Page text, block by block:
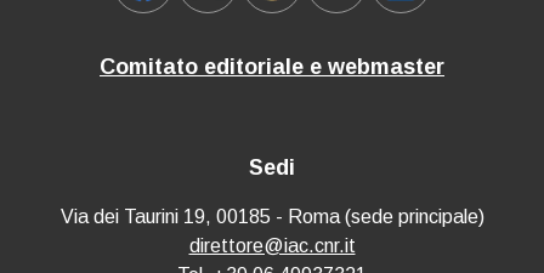
Comitato editoriale e webmaster
Sedi
Via dei Taurini 19, 00185 - Roma (sede principale)
direttore@iac.cnr.it